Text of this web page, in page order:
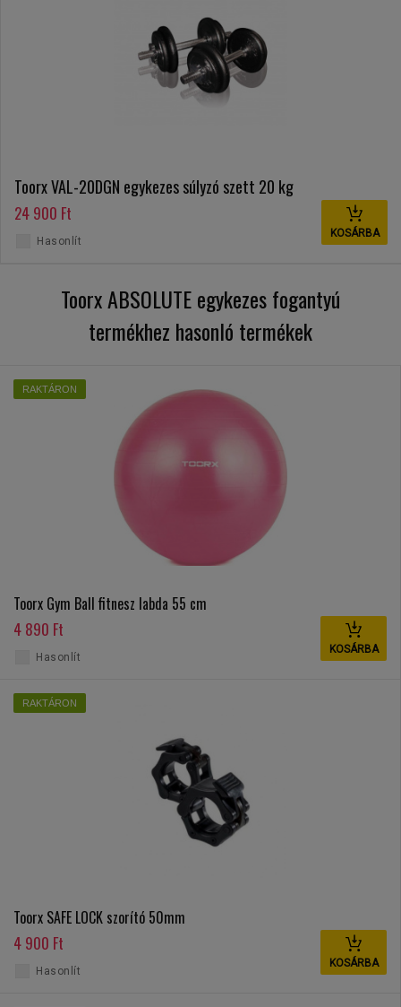
Toorx VAL-20DGN egykezes súlyzó szett 20 kg
24 900 Ft
KOSÁRBA
Hasonlít
Toorx ABSOLUTE egykezes fogantyú
termékhez hasonló termékek
RAKTÁRON
Toorx Gym Ball fitnesz labda 55 cm
4 890 Ft
KOSÁRBA
Hasonlít
RAKTÁRON
Toorx SAFE LOCK szorító 50mm
4 900 Ft
KOSÁRBA
Hasonlít